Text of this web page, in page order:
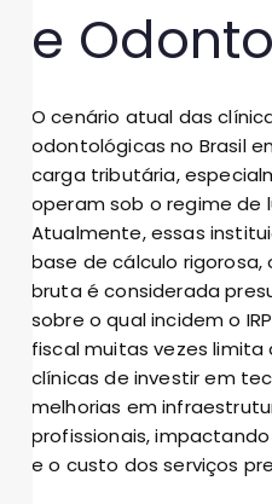
e
O cenário atual das
odontológicas no Brasil
carga tributária,
operam sob o regime de
Atualmente, essas
base de cálculo rigorosa,
bruta é considerada
sobre o qual incidem o
fiscal muitas vezes
clínicas de investir em
melhorias em
profissionais,
e o custo dos serviços